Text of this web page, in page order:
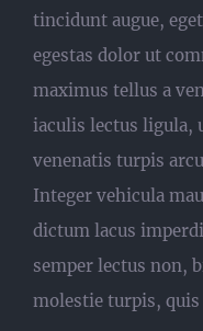
tincidunt augue,
egestas dolor ut
maximus tellus a
iaculis lectus ligula,
venenatis turpis
Integer vehicula
dictum lacus
semper lectus non,
molestie turpis, quis